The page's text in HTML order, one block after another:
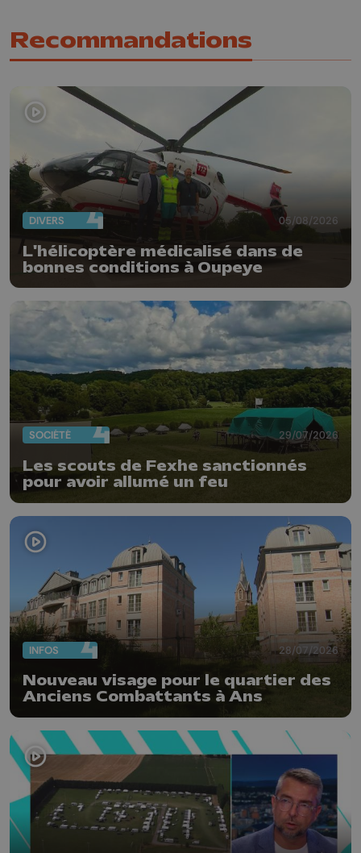
Recommandations
DIVERS 05/08/2026
L'hélicoptère médicalisé dans de
bonnes conditions à Oupeye
SOCIÉTÉ 29/07/2026
Les scouts de Fexhe sanctionnés
pour avoir allumé un feu
INFOS 28/07/2026
Nouveau visage pour le quartier des
Anciens Combattants à Ans